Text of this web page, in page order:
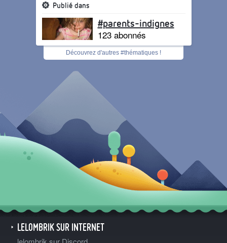
Publié dans
#parents-indignes
123 abonnés
Découvrez d'autres #thématiques !
LELOMBRIK SUR INTERNET